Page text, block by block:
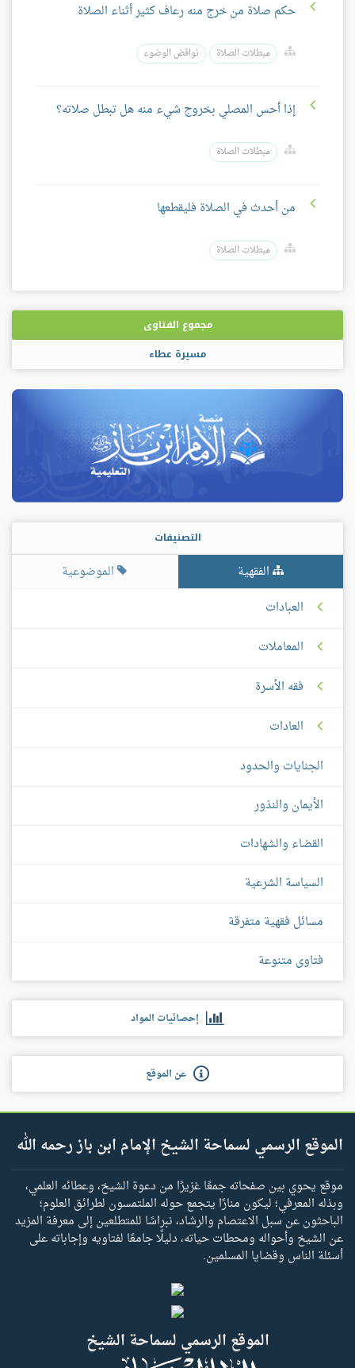
حكم صلاة من خرج منه رعاف كثير أثناء الصلاة
مبطلات الصلاة نواقض الوضوء
إذا أحس المصلي بخروج شيء منه هل تبطل صلاته؟
مبطلات الصلاة
من أحدث في الصلاة فليقطعها
مبطلات الصلاة
مجموع الفتاوى
مسيرة عطاء
التصنيفات
الفقهية
الموضوعية
العبادات
المعاملات
فقه الأسرة
العادات
الجنايات والحدود
الأيمان والنذور
القضاء والشهادات
السياسة الشرعية
مسائل فقهية متفرقة
فتاوى متنوعة
إحصائيات المواد
عن الموقع
الموقع الرسمي لسماحة الشيخ الإمام ابن باز رحمه الله
موقع يحوي بين صفحاته جمعًا غزيرًا من دعوة الشيخ، وعطائه العلمي،
وبذله المعرفي؛ ليكون منارًا يتجمع حوله الملتمسون لطرائق العلوم؛
الباحثون عن سبل الاعتصام والرشاد، نبراسًا للمتطلعين إلى معرفة المزيد
عن الشيخ وأحواله ومحطات حياته، دليلًا جامعًا لفتاويه وإجاباته على
أسئلة الناس وقضايا المسلمين.
الموقع الرسمي لسماحة الشيخ